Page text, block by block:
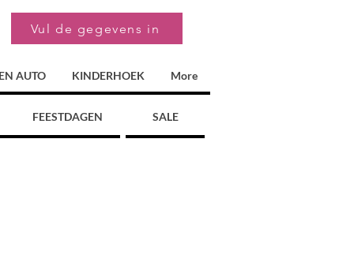
Vul de gegevens in
AUTO KINDERHOEK More
FEESTDAGEN SALE